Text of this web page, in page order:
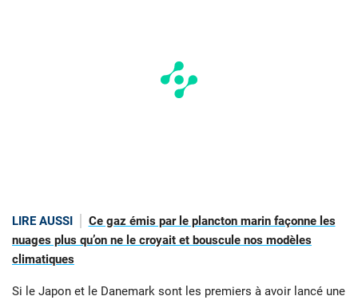
LIRE AUSSI
Ce gaz émis par le plancton marin façonne les
nuages plus qu’on ne le croyait et bouscule nos modèles
climatiques
Si le Japon et le Danemark sont les premiers à avoir lancé une